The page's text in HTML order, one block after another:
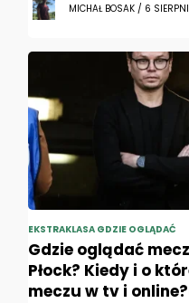
MICHAŁ BOSAK / 6
EKSTRAKLASA GDZIE OGLĄDAĆ
Gdzie oglądać
Płock? Kiedy i o
meczu w tv i